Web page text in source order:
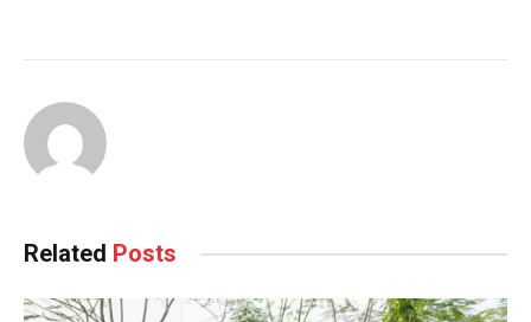
Related Posts